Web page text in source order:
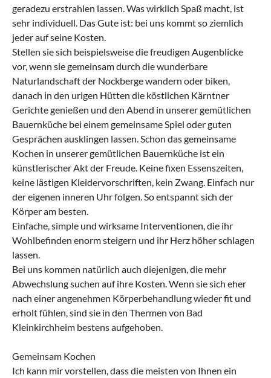
geradezu erstrahlen lassen. Was wirklich Spaß macht, ist
sehr individuell. Das Gute ist: bei uns kommt so ziemlich
jeder auf seine Kosten.
Stellen sie sich beispielsweise die freudigen Augenblicke
vor, wenn sie gemeinsam durch die wunderbare
Naturlandschaft der Nockberge wandern oder biken,
danach in den urigen Hütten die köstlichen Kärntner
Gerichte genießen und den Abend in unserer gemütlichen
Bauernküche bei einem gemeinsame Spiel oder guten
Gesprächen ausklingen lassen. Schon das gemeinsame
Kochen in unserer gemütlichen Bauernküche ist ein
künstlerischer Akt der Freude. Keine fixen Essenszeiten,
keine lästigen Kleidervorschriften, kein Zwang. Einfach nur
der eigenen inneren Uhr folgen. So entspannt sich der
Körper am besten.
Einfache, simple und wirksame Interventionen, die ihr
Wohlbefinden enorm steigern und ihr Herz höher schlagen
lassen.
Bei uns kommen natürlich auch diejenigen, die mehr
Abwechslung suchen auf ihre Kosten. Wenn sie sich eher
nach einer angenehmen Körperbehandlung wieder fit und
erholt fühlen, sind sie in den Thermen von Bad
Kleinkirchheim bestens aufgehoben.
Gemeinsam Kochen
Ich kann mir vorstellen, dass die meisten von Ihnen ein